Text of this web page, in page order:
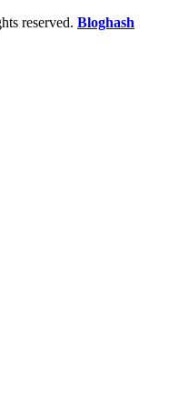
reserved. Bloghash